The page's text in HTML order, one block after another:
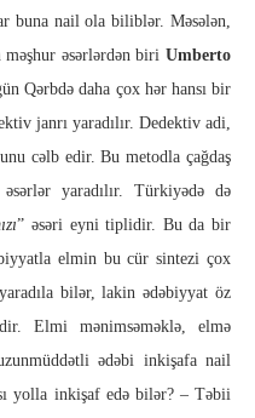
buna nail ola biliblər. Məsələn,
məşhur əsərlərdən biri Umberto
Qərbdə daha çox hər hansı bir
janrı yaradılır. Dedektiv adi,
cəlb edir. Bu metodla çağdaş
yaradılır. Türkiyədə də
” əsəri eyni tiplidir. Bu da bir
elmin bu cür sintezi çox
bilər, lakin ədəbiyyat öz
Elmi mənimsəməklə, elmə
ədəbi inkişafa nail
yolla inkişaf edə bilər? – Təbii